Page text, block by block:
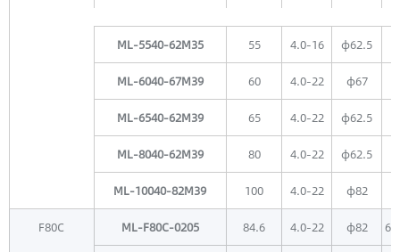
ML-5540-62M35 55 4.0-16 φ62.5
ML-6040-67M39 60 4.0-22 φ67
ML-6540-62M39 65 4.0-22 φ62.5
ML-8040-62M39 80 4.0-22 φ62.5
ML-10040-82M39 100 4.0-22 φ82
F80C ML-F80C-0205 84.6 4.0-22 φ82